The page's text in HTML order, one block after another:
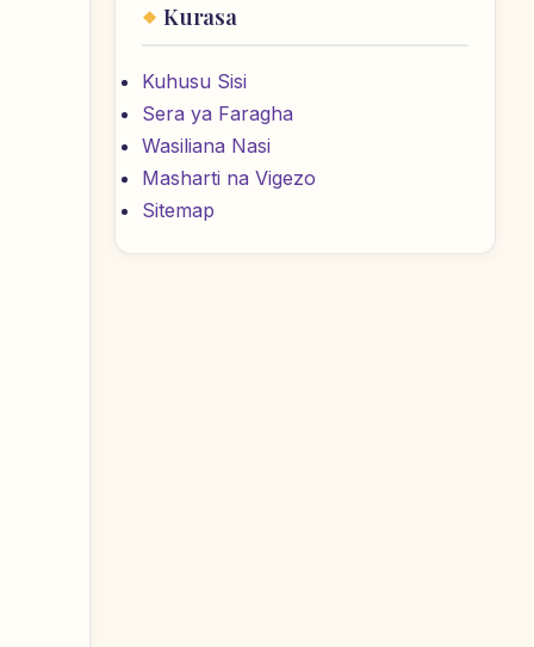
Kurasa
Kuhusu Sisi
Sera ya Faragha
Wasiliana Nasi
Masharti na Vigezo
Sitemap